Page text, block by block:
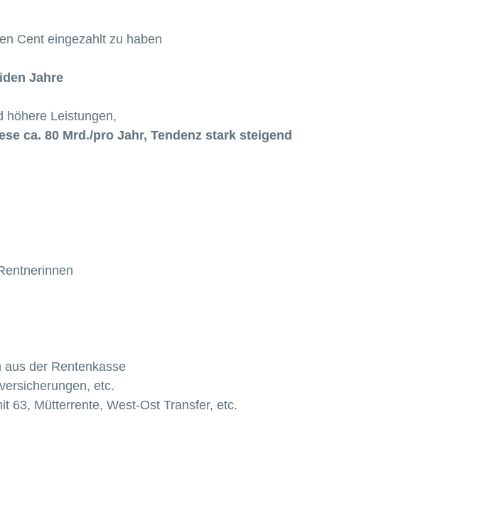
Cent eingezahlt zu haben
Jahre
höhere Leistungen,
ca. 80 Mrd./pro Jahr, Tendenz stark steigend
der Rentenkasse
etc.
63, Mütterrente, West-Ost Transfer, etc.